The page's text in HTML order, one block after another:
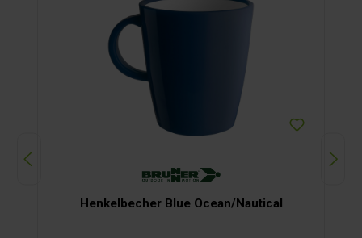
Henkelbecher Blue Ocean/Nautical